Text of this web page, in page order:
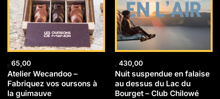
65,00
Atelier Wecandoo –
Fabriquez vos oursons à
la guimauve
430,00
Nuit suspendue en falaise
au dessus du Lac du
Bourget – Club Chilowé